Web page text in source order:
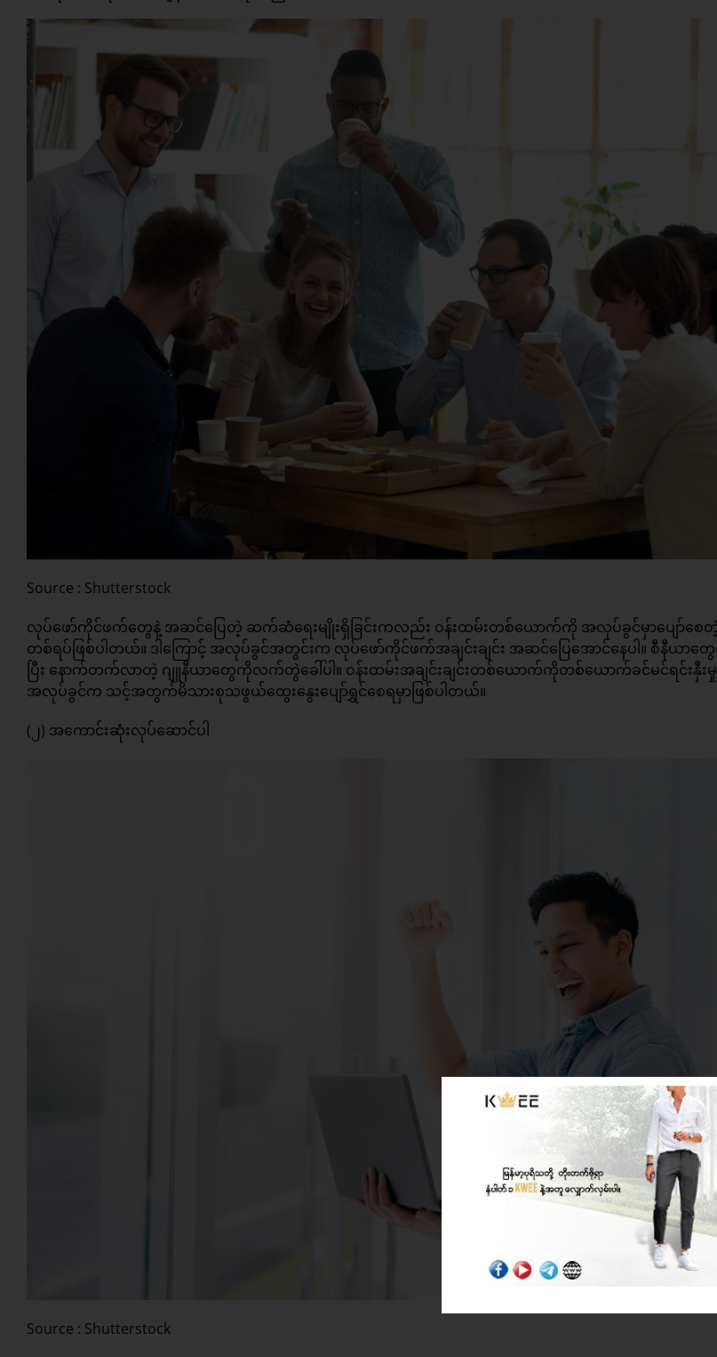
Source : Shutterstock
လုပ်ဖော်ကိုင်ဖက်တွေနဲ့ အဆင်ပြေတဲ့ ဆက်ဆံရေးမျိုးရှိခြင်းကလည်း ဝန်းထမ်းတစ်ယောက်ကို အလုပ်ခွင်မှာပျော်စေတဲ့
တစ်ရပ်ဖြစ်ပါတယ်။ ဒါကြောင့် အလုပ်ခွင်အတွင်းက လုပ်ဖော်ကိုင်ဖက်အချင်းချင်း အဆင်ပြေအောင်နေပါ။ စီနီယာတွ
ပြီး နောက်တက်လာတဲ့ ဂျူနီယာတွေကိုလက်တွဲခေါ်ပါ။ ဝန်းထမ်းအချင်းချင်းတစ်ယောက်ကိုတစ်ယောက်ခင်မင်ရင်းနှီးမှု
အလုပ်ခွင်က သင့်အတွက်မိသားစုသဖွယ်ထွေးနွေးပျော်ရွှင်စေရမှာဖြစ်ပါတယ်။
(၂) အကောင်းဆုံးလုပ်ဆောင်ပါ
Source : Shutterstock